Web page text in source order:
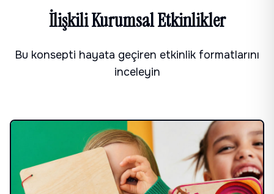
İlişkili Kurumsal Etkinlikler
Bu konsepti hayata geçiren etkinlik formatlarını
inceleyin